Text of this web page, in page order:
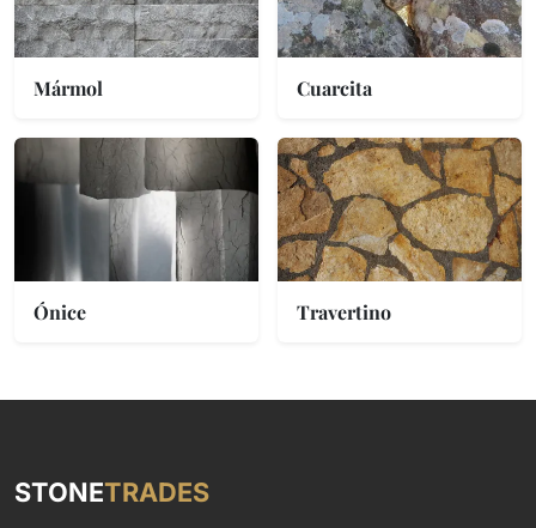
Mármol Cuarcita
Ónice Travertino
STONETRADES